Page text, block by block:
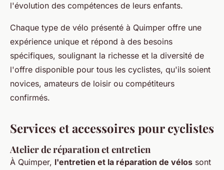
l'évolution des compétences de leurs enfants.
Chaque type de vélo présenté à Quimper offre une
expérience unique et répond à des besoins
spécifiques, soulignant la richesse et la diversité de
l'offre disponible pour tous les cyclistes, qu'ils soient
novices, amateurs de loisir ou compétiteurs
confirmés.
Services et accessoires pour cyclistes
Atelier de réparation et entretien
À Quimper, l'entretien et la réparation de vélos sont